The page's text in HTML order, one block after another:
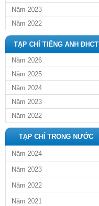
Năm 2023
Năm 2022
TẠP CHÍ TIẾNG ANH ĐHCT
Năm 2026
Năm 2025
Năm 2024
Năm 2023
Năm 2022
TẠP CHÍ TRONG NƯỚC
Năm 2024
Năm 2023
Năm 2022
Năm 2021